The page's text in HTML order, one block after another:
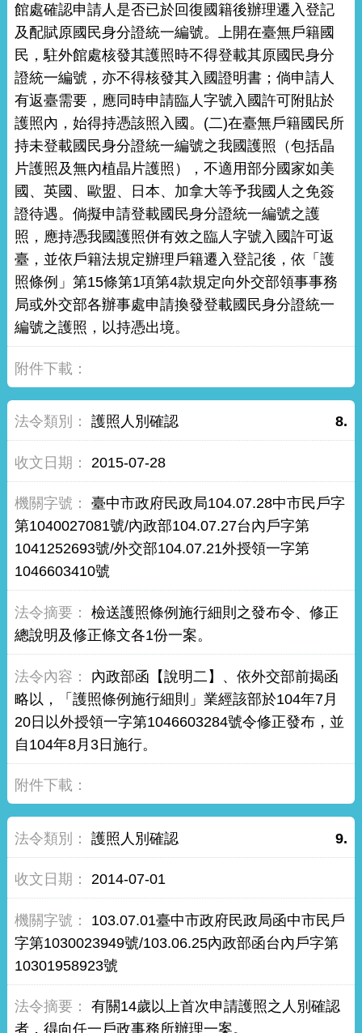
館處確認申請人是否已於回復國籍後辦理遷入登記
及配賦原國民身分證統一編號。上開在臺無戶籍國
民，駐外館處核發其護照時不得登載其原國民身分
證統一編號，亦不得核發其入國證明書；倘申請人
有返臺需要，應同時申請臨人字號入國許可附貼於
護照內，始得持憑該照入國。(二)在臺無戶籍國民所
持未登載國民身分證統一編號之我國護照（包括晶
片護照及無內植晶片護照），不適用部分國家如美
國、英國、歐盟、日本、加拿大等予我國人之免簽
證待遇。倘擬申請登載國民身分證統一編號之護
照，應持憑我國護照併有效之臨人字號入國許可返
臺，並依戶籍法規定辦理戶籍遷入登記後，依「護
照條例」第15條第1項第4款規定向外交部領事事務
局或外交部各辦事處申請換發登載國民身分證統一
編號之護照，以持憑出境。
8.
護照人別確認
2015-07-28
臺中市政府民政局104.07.28中市民戶字
第1040027081號/內政部104.07.27台內戶字第
1041252693號/外交部104.07.21外授領一字第
1046603410號
檢送護照條例施行細則之發布令、修正
總說明及修正條文各1份一案。
內政部函【說明二】、依外交部前揭函
略以，「護照條例施行細則」業經該部於104年7月
20日以外授領一字第1046603284號令修正發布，並
自104年8月3日施行。
9.
護照人別確認
2014-07-01
103.07.01臺中市政府民政局函中市民戶
字第1030023949號/103.06.25內政部函台內戶字第
10301958923號
有關14歲以上首次申請護照之人別確認
者，得向任一戶政事務所辦理一案。